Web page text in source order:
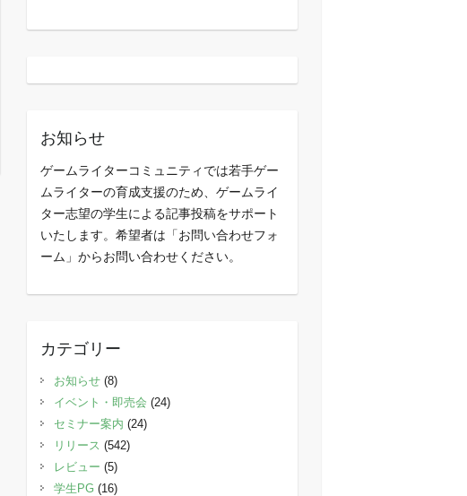
お知らせ
ゲームライターコミュニティでは若手ゲー
ムライターの育成支援のため、ゲームライ
ター志望の学生による記事投稿をサポート
いたします。希望者は「お問い合わせフォ
ーム」からお問い合わせください。
カテゴリー
お知らせ(8)
イベント・即売会 (24)
セミナー案内 (24)
リリース (542)
レビュー (5)
学生PG(16)